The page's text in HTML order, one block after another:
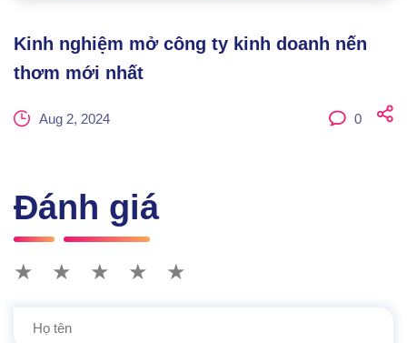
Kinh nghiệm mở công ty kinh doanh nến
thơm mới nhất
Aug 2, 2024 0
Đánh giá
★ ★ ★ ★ ★